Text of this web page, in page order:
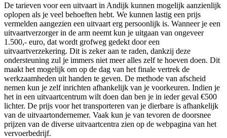
De tarieven voor een uitvaart in Andijk kunnen mogelijk aanzienlijk
oplopen als je veel behoeften hebt. We kunnen lastig een prijs
vermelden aangezien een uitvaart erg persoonlijk is. Wanneer je een
uitvaartverzorger in de arm neemt kun je uitgaan van ongeveer
1.500,- euro, dat wordt grofweg gedekt door een
uitvaartverzekering. Dit is zeker aan te raden, dankzij deze
ondersteuning zul je immers niet meer alles zelf te hoeven doen. Dit
maakt het mogelijk om op de dag van het finale vertrek de
werkzaamheden uit handen te geven. De methode van afscheid
nemen kun je zelf inrichten afhankelijk van je voorkeuren. Indien je
het in een uitvaartcentrum wilt doen dan ben je in ieder geval €500
lichter. De prijs voor het transporteren van je dierbare is afhankelijk
van de uitvaartondernemer. Vaak kun je van tevoren de doorsnee
prijzen van de diverse uitvaartcentra zien op de webpagina van het
vervoerbedrijf.